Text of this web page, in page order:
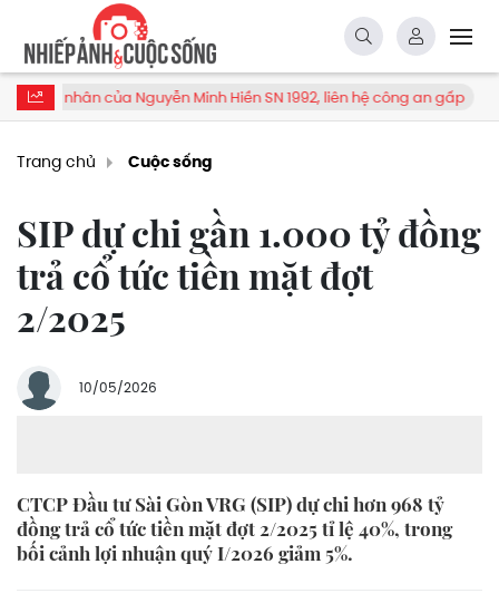
của Nguyễn Minh Hiền SN 1992, liên hệ công an gấp Bảng
Trang chủ Cuộc sống
SIP dự chi gần 1.000 tỷ đồng
trả cổ tức tiền mặt đợt
2/2025
10/05/2026
CTCP Đầu tư Sài Gòn VRG (SIP) dự chi hơn 968 tỷ
đồng trả cổ tức tiền mặt đợt 2/2025 tỉ lệ 40%, trong
bối cảnh lợi nhuận quý I/2026 giảm 5%.